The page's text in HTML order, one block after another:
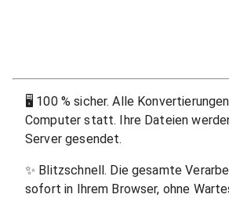
🖥 100 % sicher. Alle
Computer statt. Ihre Dateien
Server gesendet.
✨ Blitzschnell. Die gesamte
sofort in Ihrem Browser, ohne